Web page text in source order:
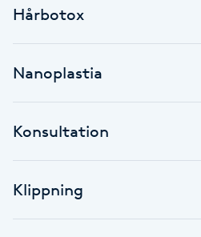
Bottenfärg
Brynfärgning
Bröllopsuppsättning
C
Hårbotox
Nanoplastia
Konsultation
Klippning